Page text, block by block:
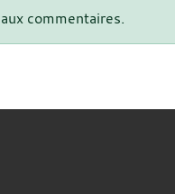
commentaires.